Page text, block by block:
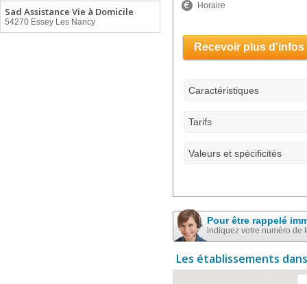
Sad Assistance Vie à Domicile
54270 Essey Les Nancy
Horaire
Recevoir plus d'infos
Caractéristiques
Tarifs
Valeurs et spécificités
Pour être rappelé
indiquez votre numéro de
Les établissements